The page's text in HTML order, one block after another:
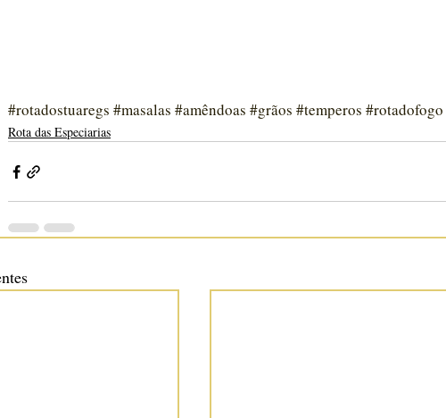
#rotadostuaregs #masalas #amêndoas #grãos #temperos #rotadofogo
Rota das Especiarias